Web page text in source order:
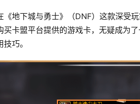
《地下城与勇士》（DNF）这款深受
买卡盟平台提供的游戏卡，无疑成为
巧。